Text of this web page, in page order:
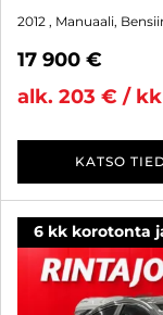
2012 , Manuaali,
17 900 €
alk. 203 € / kk
KATSO
6 kk korotonta